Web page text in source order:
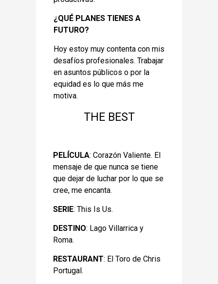
¿QUÉ PLANES TIENES A
FUTURO?
Hoy estoy muy contenta con mis
desafíos profesionales. Trabajar
en asuntos públicos o por la
equidad es lo que más me
motiva.
THE BEST
PELÍCULA: Corazón Valiente. El
mensaje de que nunca se tiene
que dejar de luchar por lo que se
cree, me encanta.
SERIE: This Is Us.
DESTINO: Lago Villarrica y
Roma.
RESTAURANT: El Toro de Chris
Portugal.